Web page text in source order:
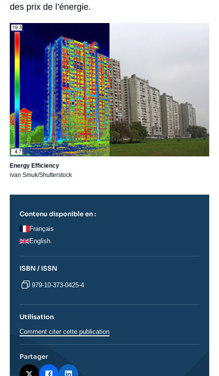
des prix de l’énergie.
Image
principale
Energy Efficiency
ivan Smuk/Shutterstock
Contenu disponible en :
Français
English
ISBN / ISSN
979-10-373-0425-4
Utilisation
Comment citer cette publication
Partager